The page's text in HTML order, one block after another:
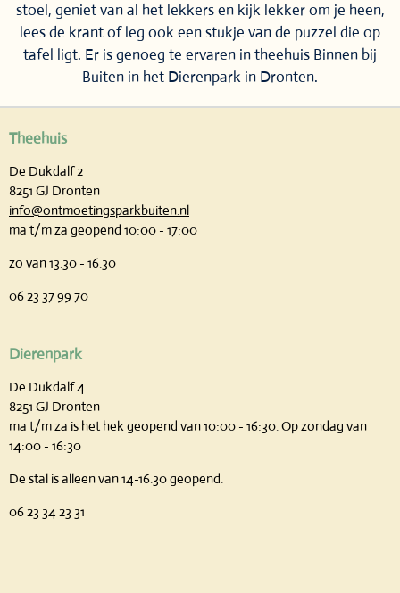
stoel, geniet van al het lekkers en kijk lekker om je heen,
lees de krant of leg ook een stukje van de puzzel die op
tafel ligt. Er is genoeg te ervaren in theehuis Binnen bij
Buiten in het Dierenpark in Dronten.
Theehuis
De Dukdalf 2
8251 GJ Dronten
info@ontmoetingsparkbuiten.nl
ma t/m za geopend 10:00 - 17:00
zo van 13.30 - 16.30
06 23 37 99 70
Dierenpark
De Dukdalf 4
8251 GJ Dronten
ma t/m za is het hek geopend van 10:00 - 16:30.Op zondag van
14:00 - 16:30
De stal is alleen van 14-16.30 geopend.
06 23 34 23 31